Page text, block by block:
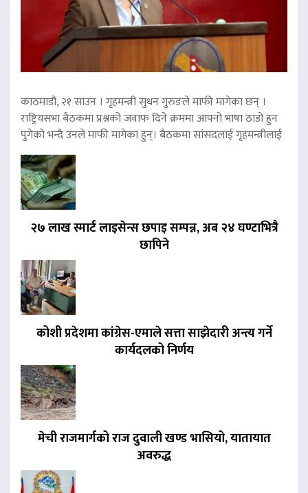
काठमाडौं, २१ साउन । गृहमन्त्री सुधन गुरुङले माफी मागेका छन् ।
राष्ट्रियसभा बैठकमा प्रश्नको जवाफ दिने क्रममा आफ्नो भाषा ठाडो हुन
पुगेको भन्दै उनले माफी मागेका हुन्। बैठकमा सांसदलाई गृहमन्त्रीलाई
२७ लाख स्मार्ट लाइसेन्स छपाइ सम्पन्न, अब २४ घण्टाभित्रै
छापिने
कोशी प्रदेशमा कांग्रेस-एमाले सत्ता साझेदारी अन्त्य गर्ने
कार्यदलको निर्णय
मेची राजमार्गको राज दुवाली खण्ड भासियो, यातायात
अवरुद्ध